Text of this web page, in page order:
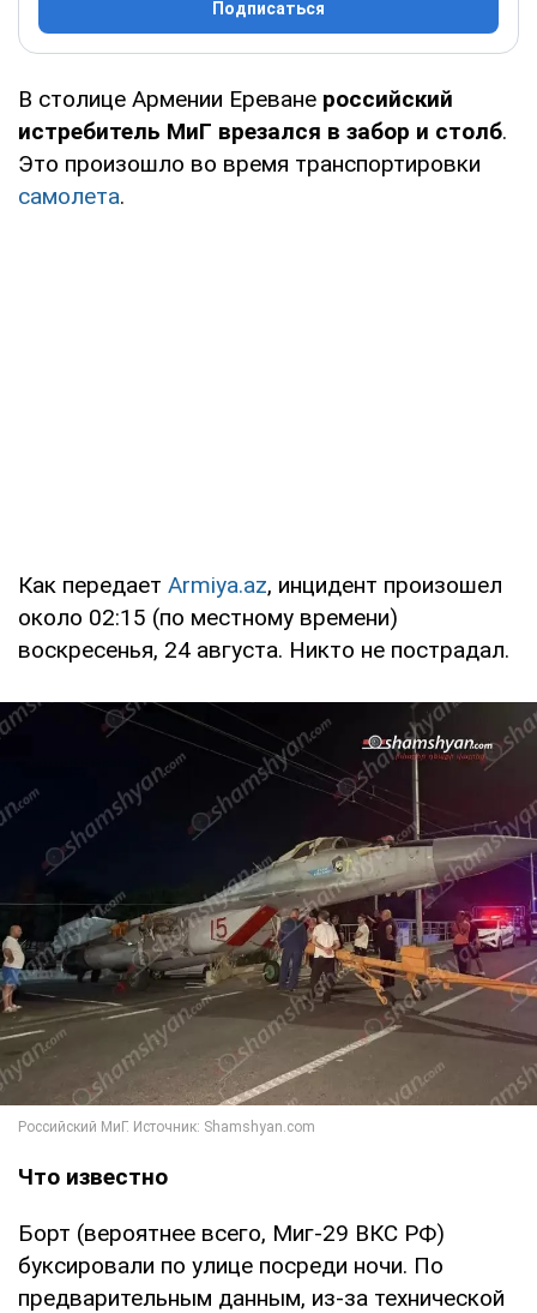
Подписаться
В столице Армении Ереване российский
истребитель МиГ врезался в забор и столб.
Это произошло во время транспортировки
самолета.
Как передает Аrmiya.az, инцидент произошел
около 02:15 (по местному времени)
воскресенья, 24 августа. Никто не пострадал.
Что известно
Борт (вероятнее всего, Миг-29 ВКС РФ)
буксировали по улице посреди ночи. По
предварительным данным, из-за технической